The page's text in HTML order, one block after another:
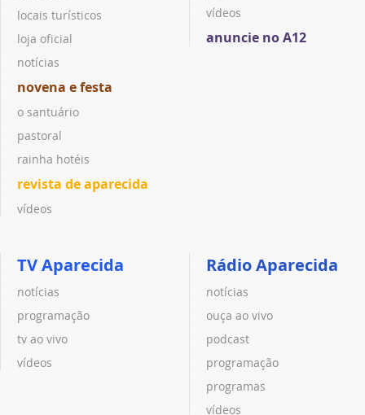
locais turísticos
loja oficial
notícias
novena e festa
o santuário
pastoral
rainha hotéis
revista de aparecida
vídeos
vídeos
anuncie no A12
TV Aparecida
notícias
programação
tv ao vivo
vídeos
Rádio Aparecida
notícias
ouça ao vivo
podcast
programação
programas
vídeos